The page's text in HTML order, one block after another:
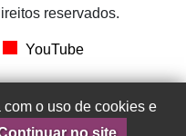
reservados.
YouTube
o uso de cookies e
no site